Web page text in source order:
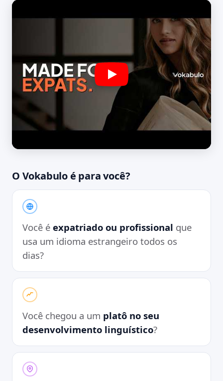
O Vokabulo é para você?
Você é expatriado ou profissional que
usa um idioma estrangeiro todos os
dias?
Você chegou a um platô no seu
desenvolvimento linguístico?